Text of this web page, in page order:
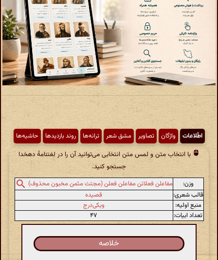
اطّلاعات واژگان تصاویر مشق شعر ترانه‌ها روند بازدیدها حاشیه‌ها
با انتخاب متن و لمس متن انتخابی می‌توانید آن را در لغتنامهٔ دهخدا
جستجو کنید.
وزن:
مفاعلن فعلاتن مفاعلن فعلن (مجتث مثمن مخبون محذوف)
قالب شعری:
قصیده
منبع اولیه:
ویکی‌درج
تعداد ابیات:
۴۷
خلاصه